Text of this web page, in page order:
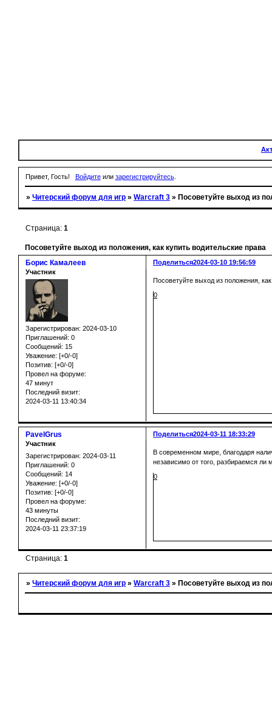
Привет, Гость! Войдитеили зарегистрируйтесь.
»Читерский форум для игр »Warcraft 3 »Посоветуйте выход из
Посоветуйте выход из положения, как купить водительские права
Страница:1
Поделиться2024-03-10 19:56:59
Борис Камалеев
Участник
Зарегистрирован: 2024-03-10
Приглашений: 0
Сообщений: 15
Уважение: [+0/-0]
Позитив: [+0/-0]
Провел на форуме:
47 минут
Последний визит:
2024-03-11 13:40:34
Посоветуйте выход из положения,
0
Поделиться2024-03-11 18:33:29
PavelGrus
Участник
Зарегистрирован: 2024-03-11
Приглашений: 0
Сообщений: 14
Уважение: [+0/-0]
Позитив: [+0/-0]
Провел на форуме:
43 минуты
Последний визит:
2024-03-11 23:37:19
В современном мире, благодаря
независимо от того, разбираемся ли
0
Страница:1
»Читерский форум для игр »Warcraft 3 » Посоветуйте выход из